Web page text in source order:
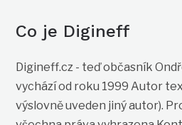
Co je Digineff
Digineff.cz - teď občasník
vychází od roku 1999 Autor
výslovně uveden jiný autor).